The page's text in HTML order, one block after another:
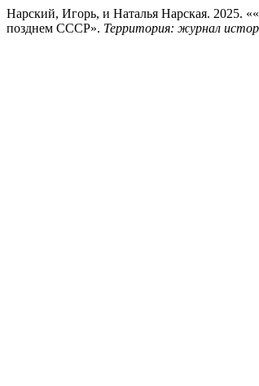
Нарский, Игорь, и Наталья Нарская. 2025.
позднем СССР». Территория: журнал